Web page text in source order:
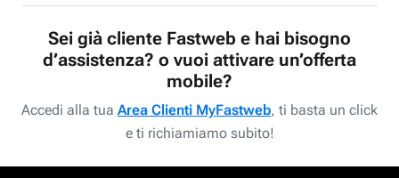
Sei già cliente Fastweb e hai bisogno
d’assistenza? o vuoi attivare un’offerta
mobile?
Accedi alla tua Area Clienti MyFastweb, ti basta un click
e ti richiamiamo subito!